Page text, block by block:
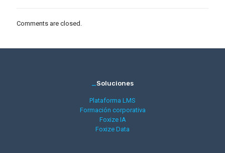
Comments are closed.
_Soluciones
Plataforma LMS
Formación corporativa
Foxize IA
Foxize Data